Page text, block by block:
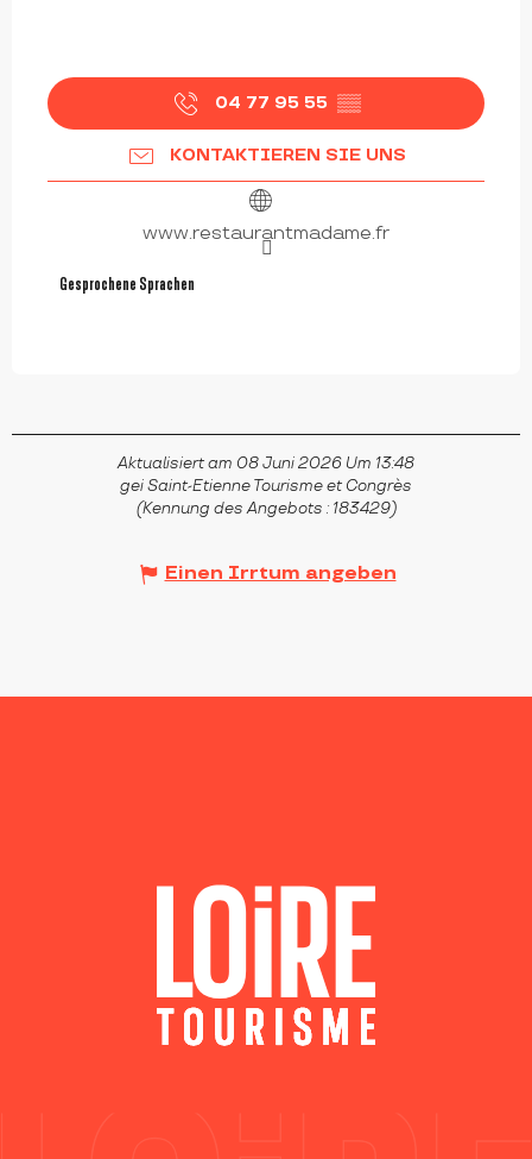
04 77 95 55 ▒▒
KONTAKTIEREN SIE UNS
www.restaurantmadame.fr
Gesprochene Sprachen
Gesprochene Sprachen
Aktualisiert am 08 Juni 2026 Um 13:48
gei Saint-Etienne Tourisme et Congrès
(Kennung des Angebots : 183429)
Einen Irrtum angeben